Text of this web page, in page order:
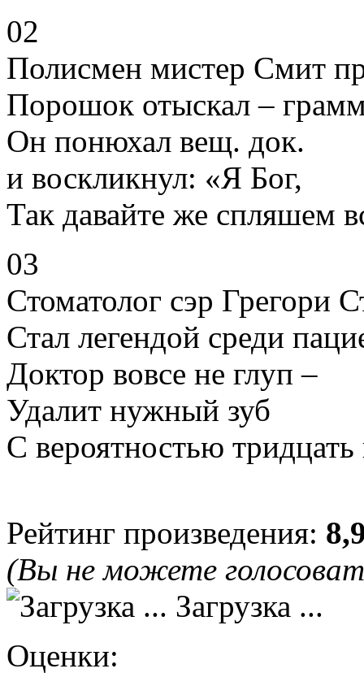
02
Полисмен мистер Смит
Порошок отыскал –
Он понюхал вещ. док.
и воскликнул: «Я Бог,
Так давайте же спляшем
03
Стоматолог сэр Грегори
Стал легендой среди
Доктор вовсе не глуп –
Удалит нужный зуб
С вероятностью
Рейтинг произведения:
(Вы не можете
Загрузка ...
Оценки: